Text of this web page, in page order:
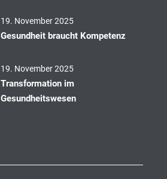
19. November 2025
Gesundheit braucht Kompetenz
19. November 2025
Transformation im
Gesundheitswesen